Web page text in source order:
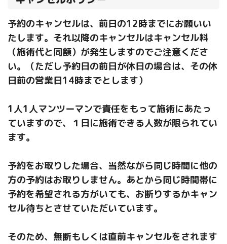
予約のキャンセルは、前日の12時までにお願いい
たします。それ以降のキャンセルはキャンセル料
（施術代と同額）が発生しますのでご注意くださ
い。（ただし予約日の前日が休日の場合は、その休
日前の営業日14時までとします）
1人1人マンツーマンで責任をもって施術にあたっ
ていますので、１日に施術できる人数が限られてい
ます。
予約をお取りした場合、当然ながら同じ時間に他の
方の予約はお取りしません。あとから同じ時間帯に
予約を希望される方がいても、お断りするかキャン
セル待ちとさせていただいています。
そのため、無断もしくは直前キャンセルをされます